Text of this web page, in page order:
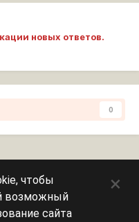
новых ответов.
0
чтобы
возможный
сайта
×